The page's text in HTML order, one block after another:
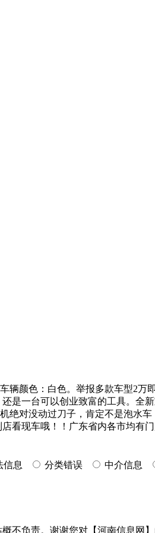
辆颜色：白色。举报多款车型2
一台可以创业致富的工具。全新
绝对没动过刀子，肯定不是泡水
看现车哦！！广东省内各市均有
信息 分类错误 中介信息
不负责。谢谢您对【河南信息网